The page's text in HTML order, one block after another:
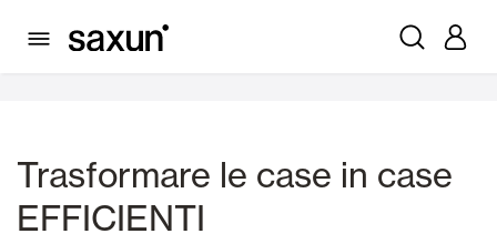
Famiglie
Trasformare le case in case
EFFICIENTI